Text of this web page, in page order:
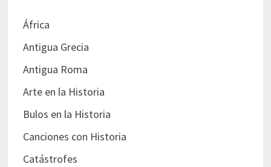
África
Antigua Grecia
Antigua Roma
Arte en la Historia
Bulos en la Historia
Canciones con Historia
Catástrofes